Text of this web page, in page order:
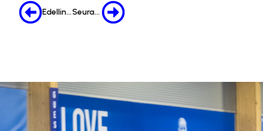
Edellinen Seuraava